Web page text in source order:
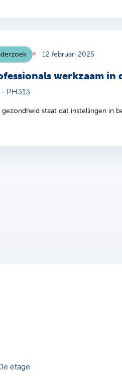
werkzaam
PH313
12 februari 2025
staat dat instellingen in
etage